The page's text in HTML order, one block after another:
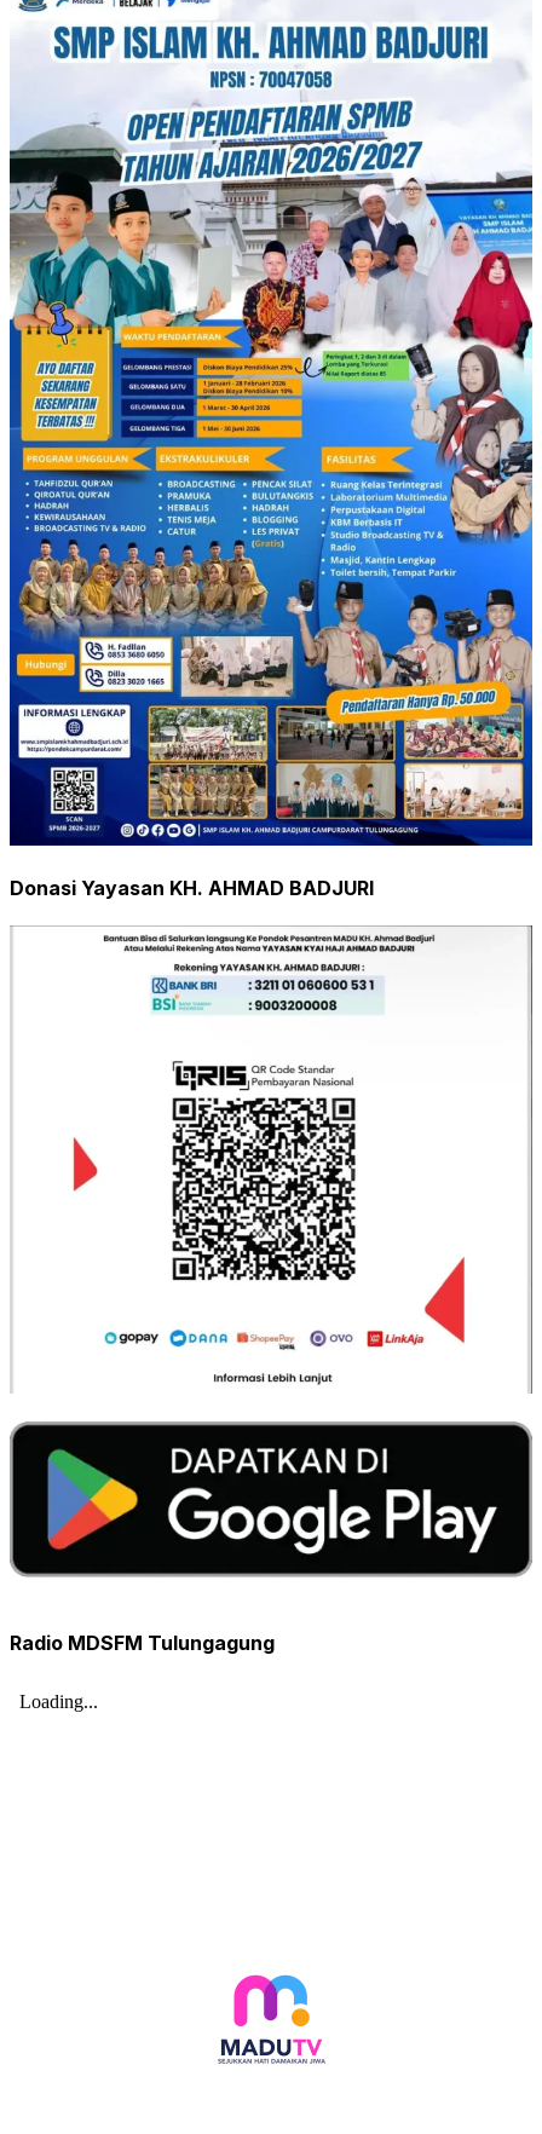
Donasi Yayasan KH. AHMAD BADJURI
Radio MDSFM Tulungagung